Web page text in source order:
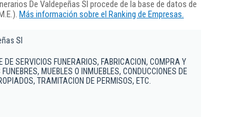
De Valdepeñas Sl procede de la base de datos de
Más información sobre el Ranking de Empresas.
Sl
DE SERVICIOS FUNERARIOS, FABRICACION, COMPRA Y
MUEBLES O INMUEBLES, CONDUCCIONES DE
TRAMITACION DE PERMISOS, ETC.